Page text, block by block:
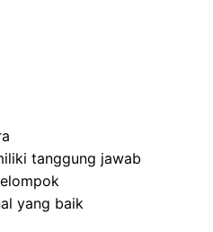
tanggung jawab
yang baik